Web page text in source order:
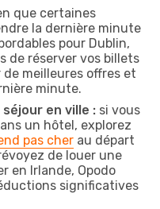
que certaines
la dernière minute
pour Dublin,
de réserver vos billets
meilleures offres et
minute.
en ville : si vous
un hôtel, explorez
pas cher au départ
de louer une
en Irlande, Opodo
significatives